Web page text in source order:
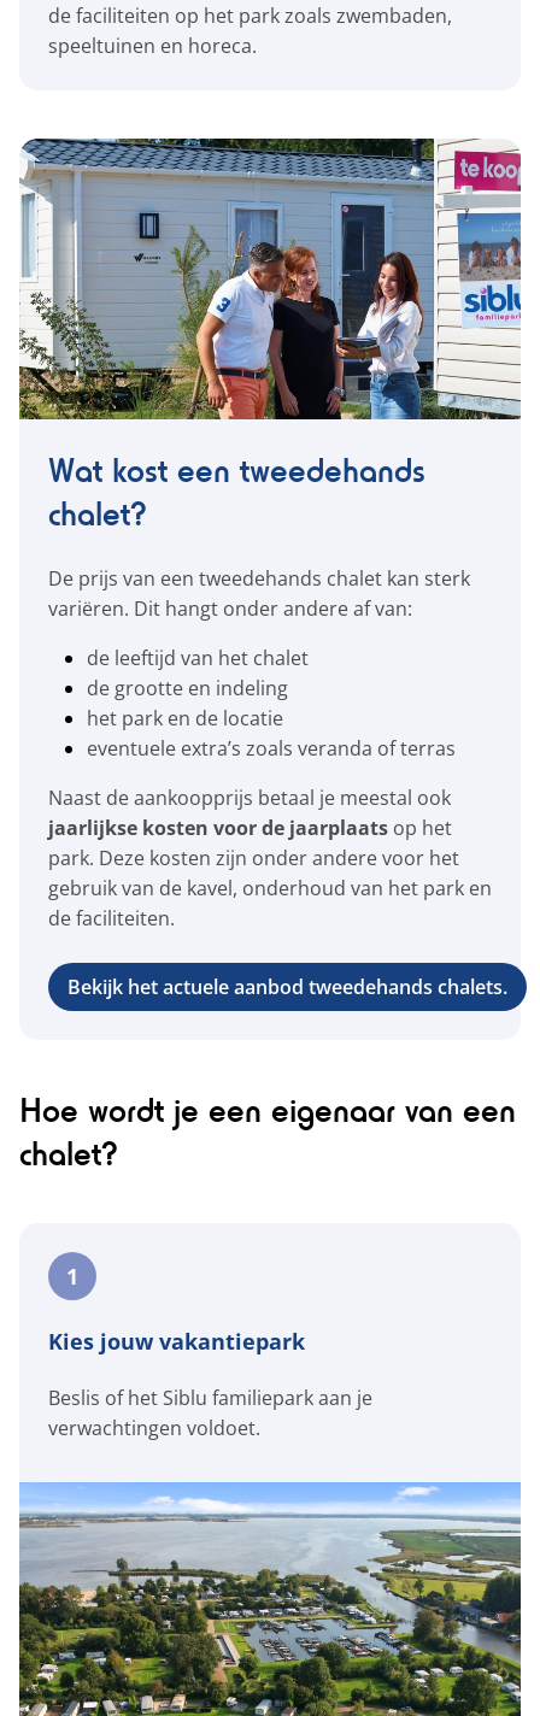
de faciliteiten op het park zoals zwembaden,
speeltuinen en horeca.
Wat kost een tweedehands
chalet?
De prijs van een tweedehands chalet kan sterk
variëren. Dit hangt onder andere af van:
de leeftijd van het chalet
de grootte en indeling
het park en de locatie
eventuele extra’s zoals veranda of terras
Naast de aankoopprijs betaal je meestal ook
jaarlijkse kosten voor de jaarplaats op het
park. Deze kosten zijn onder andere voor het
gebruik van de kavel, onderhoud van het park en
de faciliteiten.
Bekijk het actuele aanbod tweedehands chalets.
Hoe wordt je een eigenaar van een
chalet?
1
Kies jouw vakantiepark
Beslis of het Siblu familiepark aan je
verwachtingen voldoet.